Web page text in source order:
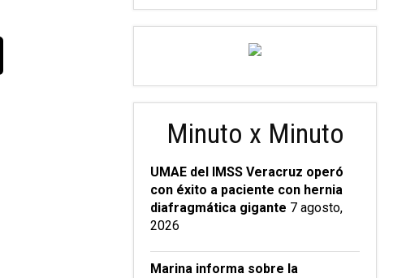
Minuto x Minuto
UMAE del IMSS Veracruz operó
con éxito a paciente con hernia
diafragmática gigante 7 agosto,
2026
Marina informa sobre la